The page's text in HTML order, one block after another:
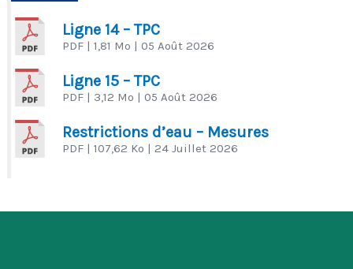
Ligne 14 – TPC
PDF | 1,81 Mo | 05 Août 2026
Ligne 15 – TPC
PDF | 3,12 Mo | 05 Août 2026
Restrictions d’eau – Mesures
PDF | 107,62 Ko | 24 Juillet 2026